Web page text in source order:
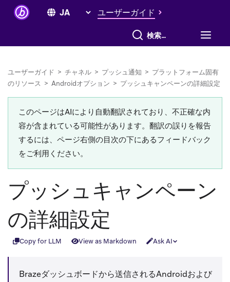
ユーザーガイド
すべて検索
ユーザーガイド > チャネル > プッシュ通知 > プラットフォーム固有
のリソース > Androidオプション > プッシュキャンペーンの詳細設定
このページはAIにより自動翻訳されており、不正確な内
容が含まれている可能性があります。翻訳の誤りを報告
するには、ページ右側の目次の下にあるフィードバック
をご利用ください。
プッシュキャンペーン
の詳細設定
Copy for LLM View as Markdown Ask AI
Brazeダッシュボードから送信されるAndroidおよび